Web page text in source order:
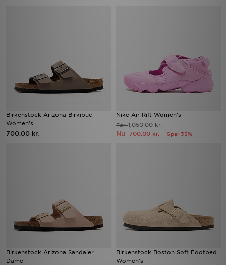
Birkenstock Arizona Birkibuc
Women's
700.00 kr.
Nike Air Rift Women's
Før1,050.00 kr.
Nu 700.00 kr. Spar 33%
Birkenstock Arizona Sandaler
Dame
Birkenstock Boston Soft Footbed
Women's